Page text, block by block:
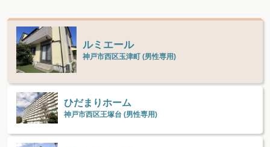
ルミエール
神戸市西区玉津町 (男性専用)
ひだまりホーム
神戸市西区王塚台 (男性専用)